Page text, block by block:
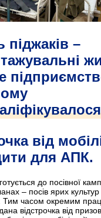
піджаків –
обласної
Віталій Коваль відвідав
яке з початком
роботу.
від
для АПК.
до посівної
– посів ярих
Тим часом окремим
відстрочка від